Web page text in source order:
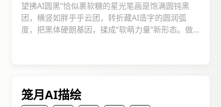
望拂AI圆黑”恰似裹软糖的星光笔画是饱满圆钝黑
团，横竖如胖乎乎云团，转折藏AI造字的圆润弧
度，把黑体硬朗基因，揉成“软萌力量”新形态。做
计宇宙撒满糖分，让平庸设计一键 甜化，甜到人心
坎。
笼月AI描绘